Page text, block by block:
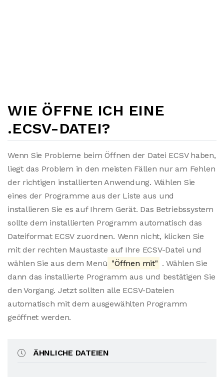
WIE ÖFFNE ICH EINE
.ECSV-DATEI?
Wenn Sie Probleme beim Öffnen der Datei ECSV haben,
liegt das Problem in den meisten Fällen nur am Fehlen
der richtigen installierten Anwendung. Wählen Sie
eines der Programme aus der Liste aus und
installieren Sie es auf Ihrem Gerät. Das Betriebssystem
sollte dem installierten Programm automatisch das
Dateiformat ECSV zuordnen. Wenn nicht, klicken Sie
mit der rechten Maustaste auf Ihre ECSV-Datei und
wählen Sie aus dem Menü "Öffnen mit" . Wählen Sie
dann das installierte Programm aus und bestätigen Sie
den Vorgang. Jetzt sollten alle ECSV-Dateien
automatisch mit dem ausgewählten Programm
geöffnet werden.
ÄHNLICHE DATEIEN